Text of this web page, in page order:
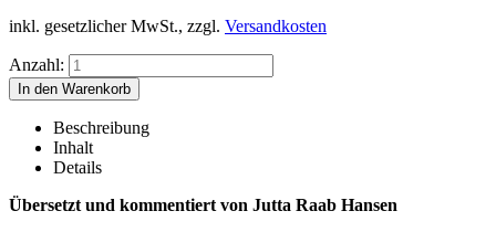
inkl. gesetzlicher MwSt., zzgl. Versandkosten
Anzahl:
Beschreibung
Inhalt
Details
Übersetzt und kommentiert von Jutta Raab Hansen